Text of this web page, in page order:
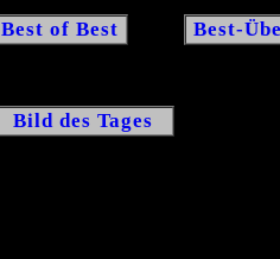
Best of Best Best-
Bild des Tages